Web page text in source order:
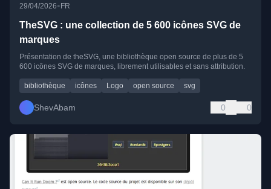
29/04/2026• FR
TheSVG : une collection de 5 600 icônes SVG de
marques
Présentation de theSVG, une bibliothèque open source de plus de 5
600 icônes SVG de marques, librement utilisables et sans attribution.
bibliothèque icônes Logo open source svg
ShevAbam 0 0